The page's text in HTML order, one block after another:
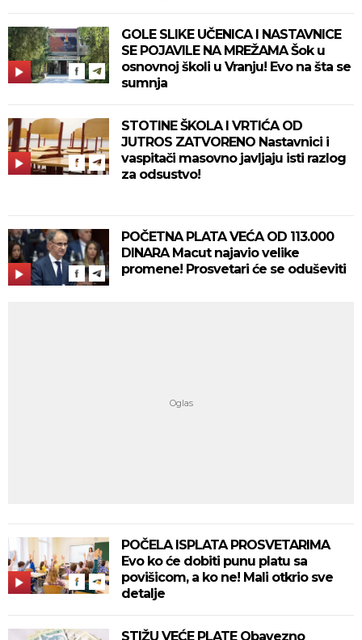
GOLE SLIKE UČENICA I NASTAVNICE
SE POJAVILE NA MREŽAMA Šok u
osnovnoj školi u Vranju! Evo na šta se
sumnja
STOTINE ŠKOLA I VRTIĆA OD
JUTROS ZATVORENO Nastavnici i
vaspitači masovno javljaju isti razlog
za odsustvo!
POČETNA PLATA VEĆA OD 113.000
DINARA Macut najavio velike
promene! Prosvetari će se oduševiti
POČELA ISPLATA PROSVETARIMA
Evo ko će dobiti punu platu sa
povišicom, a ko ne! Mali otkrio sve
detalje
STIŽU VEĆE PLATE Obavezno